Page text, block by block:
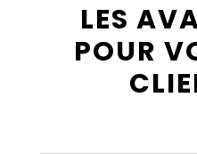
LES
POUR